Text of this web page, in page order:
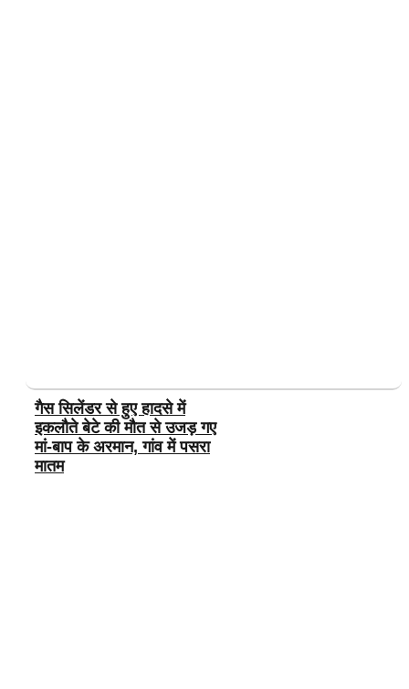
गैस सिलेंडर से हुए हादसे में
इकलौते बेटे की मौत से उजड़ गए
मां-बाप के अरमान, गांव में पसरा
मातम